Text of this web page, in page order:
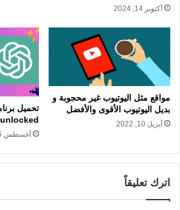
أكتوبر 14, 2024
مواقع مثل اليوتيوب غير محجوبة و
بديل اليوتيوب الأقوى والأفضل
أبريل 10, 2022
unlocked آخر اصدار 2026
أغسطس 15, 2024
اترك تعليقاً